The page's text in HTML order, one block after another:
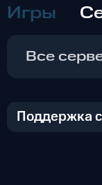
Игры
Все
Поддержка